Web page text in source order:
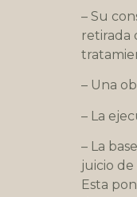
– Su
retirada
– Una
– La
– La
juicio
Esta